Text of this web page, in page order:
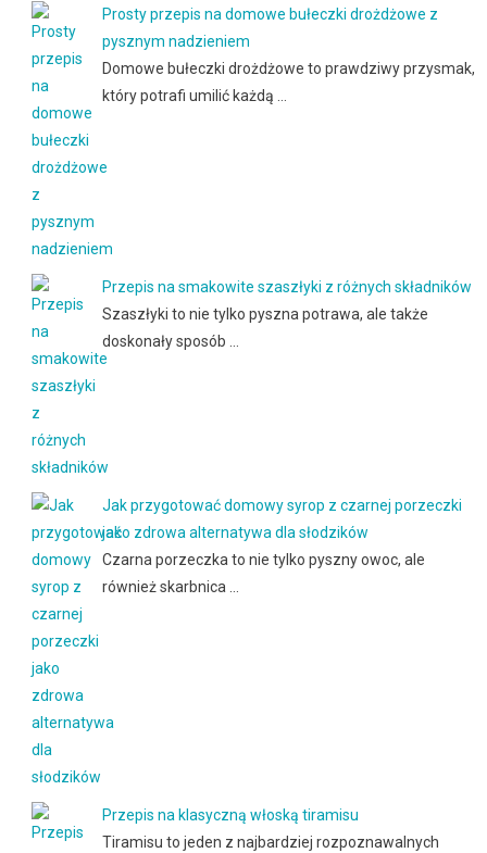
Prosty przepis na domowe bułeczki drożdżowe z
pysznym nadzieniem
Domowe bułeczki drożdżowe to prawdziwy przysmak,
który potrafi umilić każdą …
Przepis na smakowite szaszłyki z różnych składników
Szaszłyki to nie tylko pyszna potrawa, ale także
doskonały sposób …
Jak przygotować domowy syrop z czarnej porzeczki
jako zdrowa alternatywa dla słodzików
Czarna porzeczka to nie tylko pyszny owoc, ale
również skarbnica …
Przepis na klasyczną włoską tiramisu
Tiramisu to jeden z najbardziej rozpoznawalnych